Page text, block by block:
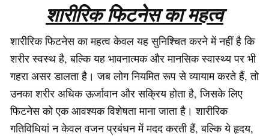
शारीरिक फिटनेस का महत्व
शारीरिक फिटनेस का महत्व केवल यह सुनिश्चित करने में नहीं है कि
शरीर स्वस्थ है, बल्कि यह भावनात्मक और मानसिक स्वास्थ्य पर भी
गहरा असर डालता है। जब लोग नियमित रूप से व्यायाम करते हैं, तो
उनका शरीर अधिक ऊर्जावान और सक्रिय होता है, जिसके लिए
फिटनेस को एक आवश्यक विशेषता माना जाता है। शारीरिक
गतिविधियां न केवल वजन प्रबंधन में मदद करती हैं, बल्कि ये हृदय,